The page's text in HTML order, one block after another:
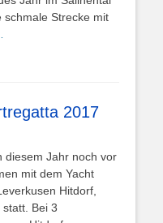
schmale Strecke mit
2017
diesem Jahr noch vor
mit dem Yacht
Hitdorf,
Bei 3